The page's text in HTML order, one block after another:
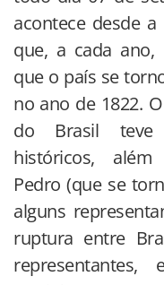
acontece desde
que, a cada ano,
que o país se
no ano de 1822.
do Brasil teve
históricos,
Pedro (que se
alguns
ruptura entre
representantes,